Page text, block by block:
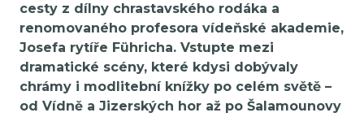
cesty z dílny chrastavského rodáka a
renomovaného profesora vídeňské akademie,
Josefa rytíře Führicha. Vstupte mezi
dramatické scény, které kdysi dobývaly
chrámy i modlitební knížky po celém světě –
od Vídně a Jizerských hor až po Šalamounovy